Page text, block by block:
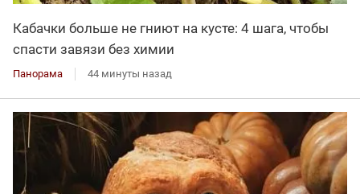
Кабачки больше не гниют на кусте: 4 шага, чтобы
спасти завязи без химии
Панорама 44 минуты назад